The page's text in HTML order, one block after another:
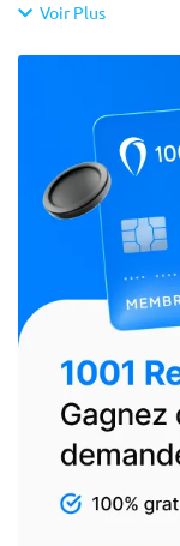
Voir Plus